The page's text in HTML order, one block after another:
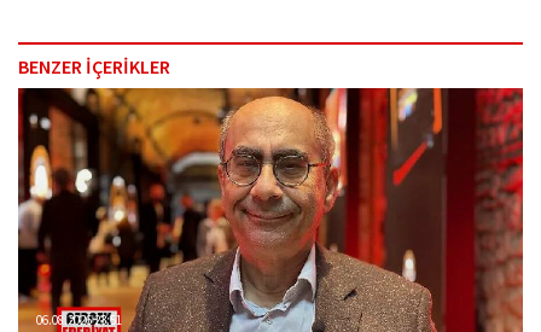
BENZER İÇERİKLER
06.08.2026 23:51